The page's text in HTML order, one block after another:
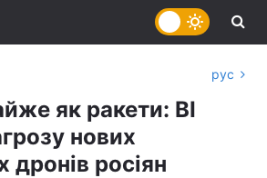
рус
як ракети: BI
нових
дронів росіян